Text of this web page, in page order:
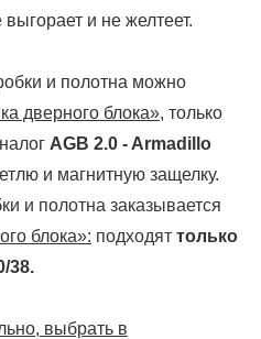
и не желтеет.
и полотна можно
дверного блока», только
AGB 2.0 - Armadillo
и магнитную защелку.
и полотна заказывается
блока»: подходят только
38.
выбрать в